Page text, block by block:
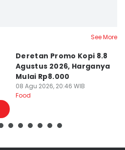
See More
Deretan Promo Kopi 8.8
Agustus 2026, Harganya
Mulai Rp8.000
08 Agu 2026, 20:46 WIB
Food